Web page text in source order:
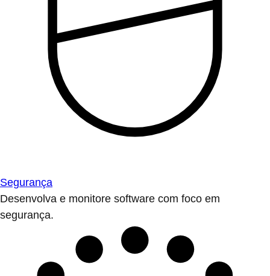
Segurança
Desenvolva e monitore software com foco em
segurança.